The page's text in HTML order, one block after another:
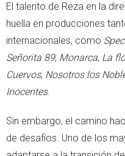
El talento de Reza en la
huella en producciones
internacionales, como
Señorita 89, Monarca, La
Cuervos, Nosotros los
Inocentes.
Sin embargo, el camino
de desafíos. Uno de los